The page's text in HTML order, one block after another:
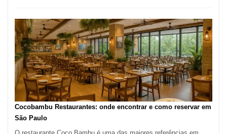
Melhores
Restaurantes
em
São
Paulo:
Um
Guia
Definitivo
para
Cocobambu Restaurantes: onde encontrar e como reservar em
São Paulo